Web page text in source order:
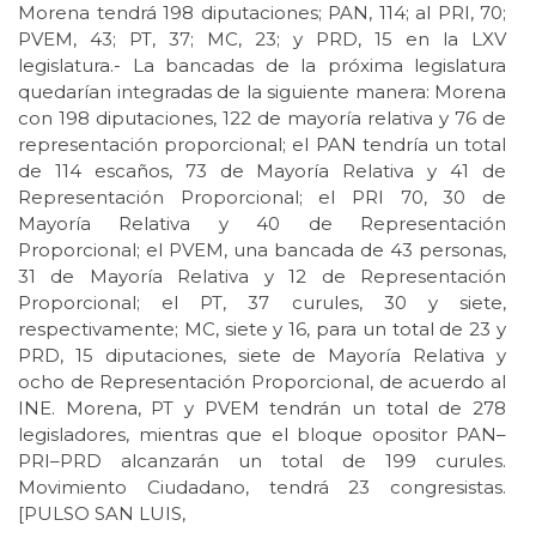
Morena tendrá 198 diputaciones; PAN, 114; al PRI, 70;
PVEM, 43; PT, 37; MC, 23; y PRD, 15 en la LXV
legislatura.- La bancadas de la próxima legislatura
quedarían integradas de la siguiente manera: Morena
con 198 diputaciones, 122 de mayoría relativa y 76 de
representación proporcional; el PAN tendría un total
de 114 escaños, 73 de Mayoría Relativa y 41 de
Representación Proporcional; el PRI 70, 30 de
Mayoría Relativa y 40 de Representación
Proporcional; el PVEM, una bancada de 43 personas,
31 de Mayoría Relativa y 12 de Representación
Proporcional; el PT, 37 curules, 30 y siete,
respectivamente; MC, siete y 16, para un total de 23 y
PRD, 15 diputaciones, siete de Mayoría Relativa y
ocho de Representación Proporcional, de acuerdo al
INE. Morena, PT y PVEM tendrán un total de 278
legisladores, mientras que el bloque opositor PAN–
PRI–PRD alcanzarán un total de 199 curules.
Movimiento Ciudadano, tendrá 23 congresistas.
[PULSO SAN LUIS,